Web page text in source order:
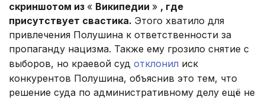
скриншотом из « Википедии » , где
присутствует свастика. Этого хватило для
привлечения Полушина к ответственности за
пропаганду нацизма. Также ему грозило снятие с
выборов, но краевой суд отклонил иск
конкурентов Полушина, объяснив это тем, что
решение суда по административному делу ещё не